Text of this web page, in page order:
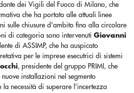
dei Vigili del Fuoco di Milano, che
che ha portato alle attuali linee
sulle chiusure d'ambito fino alla circolare
di categoria sono intervenuti Giovanni
di ASSIMP, che ha auspicato
per le imprese esecutrici di sistemi
, presidente del gruppo PRIMI, che
installazioni nel segmento
la necessità di superare l'incertezza